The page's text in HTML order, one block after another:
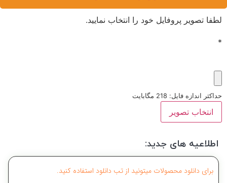
لطفا تصویر پروفایل خود را انتخاب نمایید.
*
حداکثر اندازه فایل: 218 مگابایت
انتخاب تصویر
اطلاعیه های جدید:
برای دانلود محصولات میتونید از تب دانلود استفاده کنید.